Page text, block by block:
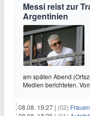
Messi reist zur
Argentinien
am späten Abend
Medien berichteten.
08.08. 19:27 | (02)